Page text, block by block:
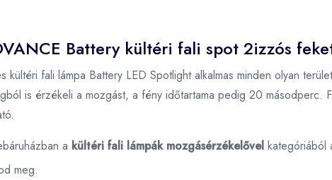
Battery kültéri fali spot 2izzós
kültéri fali lámpa Battery LED Spotlight alkalmas minden olyan
is érzékeli a mozgást, a fény időtartama pedig 20
a kültéri fali lámpák mozgásérzékelővel kategóriából
meg.